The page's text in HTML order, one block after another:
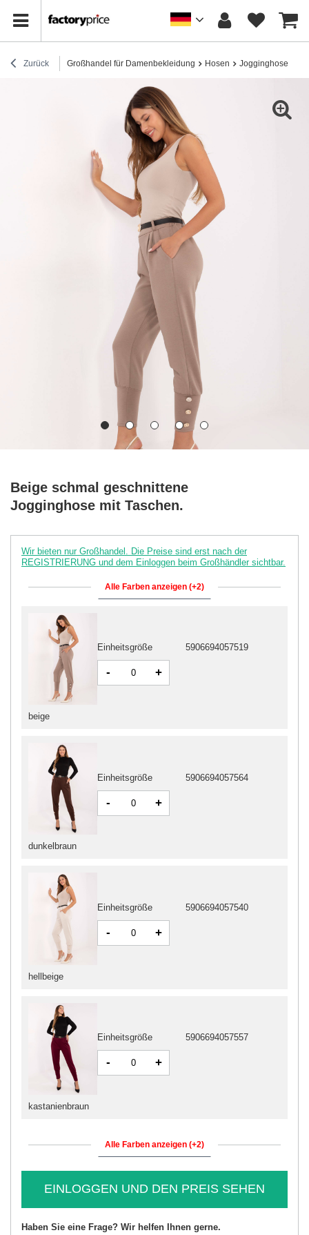
Zurück Großhandel für Damenbekleidung Hosen Jogginghose
Beige schmal geschnittene
Jogginghose mit Taschen.
Wir bieten nur Großhandel. Die Preise sind erst nach der
REGISTRIERUNG und dem Einloggen beim Großhändler sichtbar.
Alle Farben anzeigen (+2)
dunkelbraun
Einheitsgröße 5906694057564
- +
hellbeige
Einheitsgröße 5906694057540
- +
kastanienbraun
Einheitsgröße 5906694057557
- +
beige
Einheitsgröße 5906694057519
- +
Alle Farben anzeigen (+2)
EINLOGGEN UND DEN PREIS SEHEN
Haben Sie eine Frage? Wir helfen Ihnen gerne.